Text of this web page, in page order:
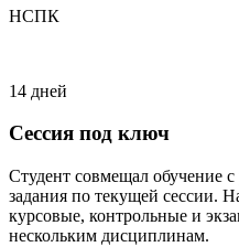
НСПК
14 дней
Сессия под ключ
Студент совмещал обучение
задания по текущей сессии.
курсовые, контрольные и
нескольким дисциплинам.